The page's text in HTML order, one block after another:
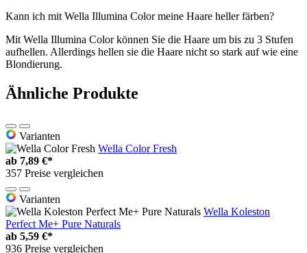
Kann ich mit Wella Illumina Color meine Haare heller färben?
Mit Wella Illumina Color können Sie die Haare um bis zu 3 Stufen
aufhellen. Allerdings hellen sie die Haare nicht so stark auf wie eine
Blondierung.
Ähnliche Produkte
Varianten
Wella Color Fresh
ab 7,89 €*
357 Preise vergleichen
Varianten
Wella Koleston
Perfect Me+ Pure Naturals
ab 5,59 €*
936 Preise vergleichen